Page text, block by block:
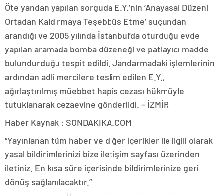
Öte yandan yapılan sorguda E.Y.’nin ‘Anayasal Düzeni
Ortadan Kaldırmaya Teşebbüs Etme’ suçundan
arandığı ve 2005 yılında İstanbul’da oturduğu evde
yapılan aramada bomba düzeneği ve patlayıcı madde
bulundurduğu tespit edildi. Jandarmadaki işlemlerinin
ardından adli mercilere teslim edilen E.Y.,
ağırlaştırılmış müebbet hapis cezası hükmüyle
tutuklanarak cezaevine gönderildi. – İZMİR
Haber Kaynak : SONDAKIKA.COM
“Yayınlanan tüm haber ve diğer içerikler ile ilgili olarak
yasal bildirimlerinizi bize iletişim sayfası üzerinden
iletiniz. En kısa süre içerisinde bildirimlerinize geri
dönüş sağlanılacaktır.”